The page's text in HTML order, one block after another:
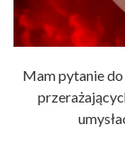
Mam pytanie